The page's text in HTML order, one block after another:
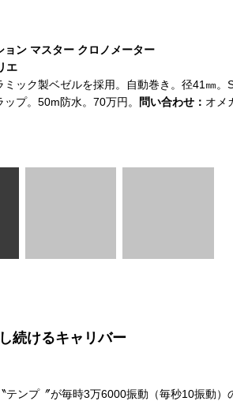
ョン マスター クロノメーター
エ
ミック製ベゼルを採用。自動巻き。径41㎜。
プ。50m防水。70万円。
問い合わせ： オメ
続けるキャリバー
テンプ〞が毎時3万6000振動（毎秒10振動